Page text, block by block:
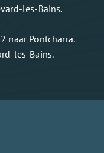
les-Bains.
naar Pontcharra.
les-Bains.